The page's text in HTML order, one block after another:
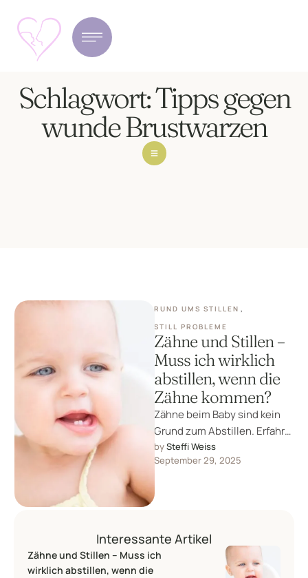
Schlagwort:Tipps gegen
wunde Brustwarzen
RUND UMS STILLEN ,
STILL PROBLEME
Zähne und Stillen –
Muss ich wirklich
abstillen, wenn die
Zähne kommen?
Zähne beim Baby sind kein
Grund zum Abstillen. Erfahre,
wie Stillen trotz erster Zähne
problemlos funktioniert,
warum optimales …
by Steffi Weiss
September 29, 2025
Interessante Artikel
Zähne und Stillen – Muss ich
wirklich abstillen, wenn die